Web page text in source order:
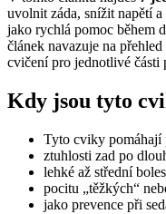
uvolnit záda, snížit napětí
jako rychlá pomoc během
článek navazuje na přehled
cvičení pro jednotlivé části
Kdy jsou tyto
Tyto cviky pomáhají
ztuhlosti zad po
lehké až střední
pocitu „těžkých“
jako prevence při